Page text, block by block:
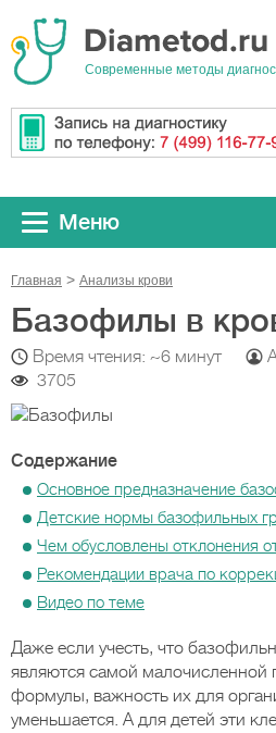
Cовременные методы
Меню
Главная Анализы крови
Базофилы в
Время чтения: ~6 минут
3705
Содержание
Основное предназначение
Детские нормы базофильных
Чем обусловлены отклонения
Рекомендации врача по
Видео по теме
Даже если учесть, что
являются самой малочисленной
формулы, важность их для
уменьшается. А для детей эти